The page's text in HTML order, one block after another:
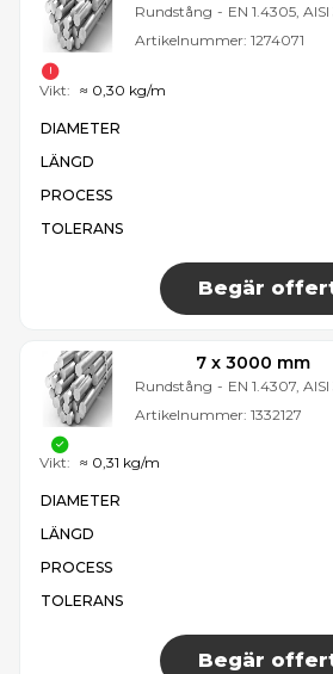
Rundstång - EN 1.4305,
Artikelnummer: 1274071
DIAMETER
LÄNGD
PROCESS
TOLERANS
Begär
Vikt: ≈ 0,30 kg/m
7 x 3000 mm
Rundstång - EN 1.4307, AISI
Artikelnummer: 1332127
DIAMETER
LÄNGD
PROCESS
TOLERANS
Begär
Vikt: ≈ 0,31 kg/m